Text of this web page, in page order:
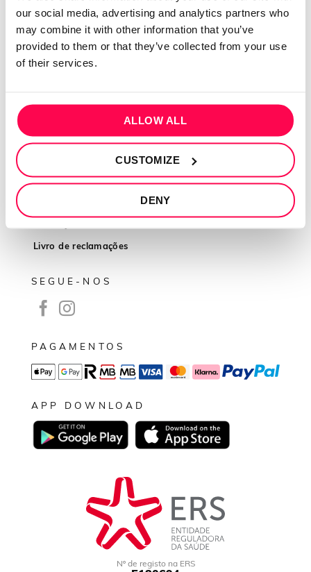
our social media, advertising and analytics partners who
may combine it with other information that you’ve
provided to them or that they’ve collected from your use
of their services.
ALLOW ALL
CUSTOMIZE
DENY
QUEM SOMOS
Sobre mim
Recuperar Password
Política de privacidade
Livro de reclamações
SEGUE-NOS
PAGAMENTOS
APP DOWNLOAD
Nº de registo na ERS